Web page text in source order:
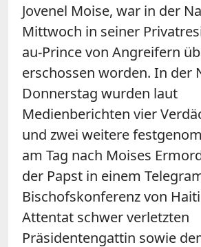
Jovenel Moise, war in der
Mittwoch in seiner
au-Prince von Angreifern
erschossen worden. In der
Donnerstag wurden laut
Medienberichten vier
und zwei weitere
am Tag nach Moises
der Papst in einem
Bischofskonferenz von
Attentat schwer verletzten
Präsidentengattin sowie